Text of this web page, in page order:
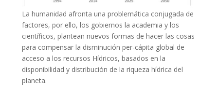
La humanidad afronta una problemática conjugada de
factores, por ello, los gobiernos la academia y los
científicos, plantean nuevos formas de hacer las cosas
para compensar la disminución per-cápita global de
acceso a los recursos Hídricos, basados en la
disponibilidad y distribución de la riqueza hídrica del
planeta.